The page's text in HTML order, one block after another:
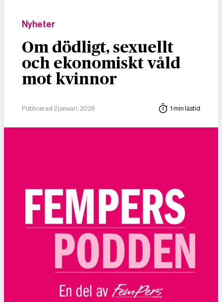
Nyheter
Om dödligt, sexuellt
och ekonomiskt våld
mot kvinnor
Publicerad 2 januari, 2026 1 min lästid